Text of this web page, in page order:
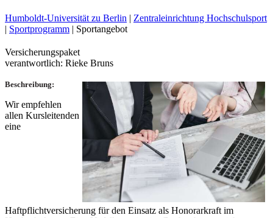
Humboldt-Universität zu Berlin | Zentraleinrichtung Hochschulsport
| Sportprogramm | Sportangebot
Versicherungspaket
verantwortlich: Rieke Bruns
Beschreibung:
Wir empfehlen
allen Kursleitenden
eine
Haftpflichtversicherung für den Einsatz als Honorarkraft im